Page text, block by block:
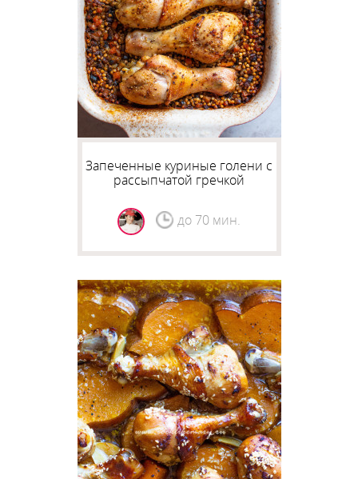
Запеченные куриные голени с
рассыпчатой гречкой
до 70 мин.